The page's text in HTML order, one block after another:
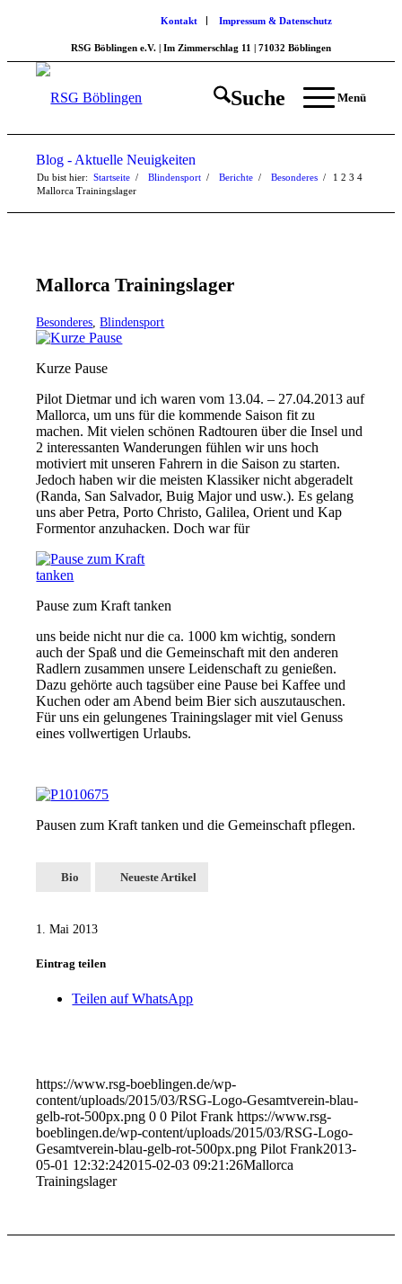
Kontakt Impressum & Datenschutz
RSG Böblingen e.V. | Im Zimmerschlag 11 | 71032 Böblingen
Suche Menü
Blog - Aktuelle Neuigkeiten
Du bist hier: Startseite 1
/ Blindensport 2
/ Berichte 3
/ Besonderes 4
/
Mallorca Trainingslager
Mallorca Trainingslager
Besonderes ,Blindensport
Kurze Pause
Pilot Dietmar und ich waren vom 13.04. – 27.04.2013 auf
Mallorca, um uns für die kommende Saison fit zu
machen. Mit vielen schönen Radtouren über die Insel und
2 interessanten Wanderungen fühlen wir uns hoch
motiviert mit unseren Fahrern in die Saison zu starten.
Jedoch haben wir die meisten Klassiker nicht abgeradelt
(Randa, San Salvador, Buig Major und usw.). Es gelang
uns aber Petra, Porto Christo, Galilea, Orient und Kap
Formentor anzuhacken. Doch war für
Pause zum Kraft tanken
uns beide nicht nur die ca. 1000 km wichtig, sondern
auch der Spaß und die Gemeinschaft mit den anderen
Radlern zusammen unsere Leidenschaft zu genießen.
Dazu gehörte auch tagsüber eine Pause bei Kaffee und
Kuchen oder am Abend beim Bier sich auszutauschen.
Für uns ein gelungenes Trainingslager mit viel Genuss
eines vollwertigen Urlaubs.
Pausen zum Kraft tanken und die Gemeinschaft pflegen.
Bio Neueste Artikel
1. Mai 2013
Eintrag teilen
Teilen auf WhatsApp
https://www.rsg-boeblingen.de/wp-
content/uploads/2015/03/RSG-Logo-Gesamtverein-blau-
gelb-rot-500px.png 0 0 Pilot Frank https://www.rsg-
boeblingen.de/wp-content/uploads/2015/03/RSG-Logo-
Gesamtverein-blau-gelb-rot-500px.png Pilot Frank2013-
05-01 12:32:242015-02-03 09:21:26Mallorca
Trainingslager